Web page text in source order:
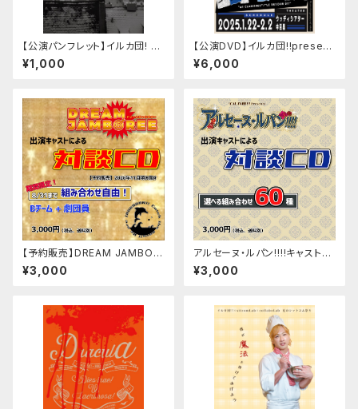
【公演パンフレット】イルカ団! P
RESENTS RATATATTAT!×モ
ーリス・ルブラン ARSÈNE LU
¥1,000
【公演DVD】イルカ団!!present
s「アルセーヌ・ルパン!!!」『et CL
ARISSE!!』&『le RETOUR D!!』
¥6,000
【予約販売】DREAM JAMBOR
EEキャスト対談CD＜Bチーム＋
劇団員＞
¥3,000
アルセーヌ・ルパン!!!!キャスト対
談CD（No.1～40）
¥3,000